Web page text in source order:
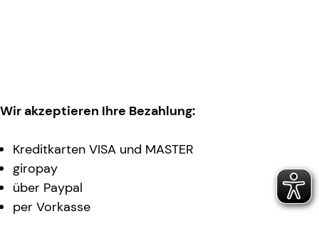
Wir akzeptieren Ihre Bezahlung:
Kreditkarten VISA und MASTER
giropay
über Paypal
per Vorkasse